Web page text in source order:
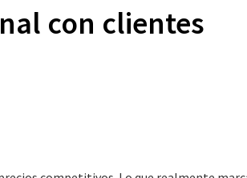
con clientes